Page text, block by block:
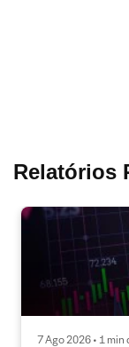
Relatórios
7 Ago 2026 • 1